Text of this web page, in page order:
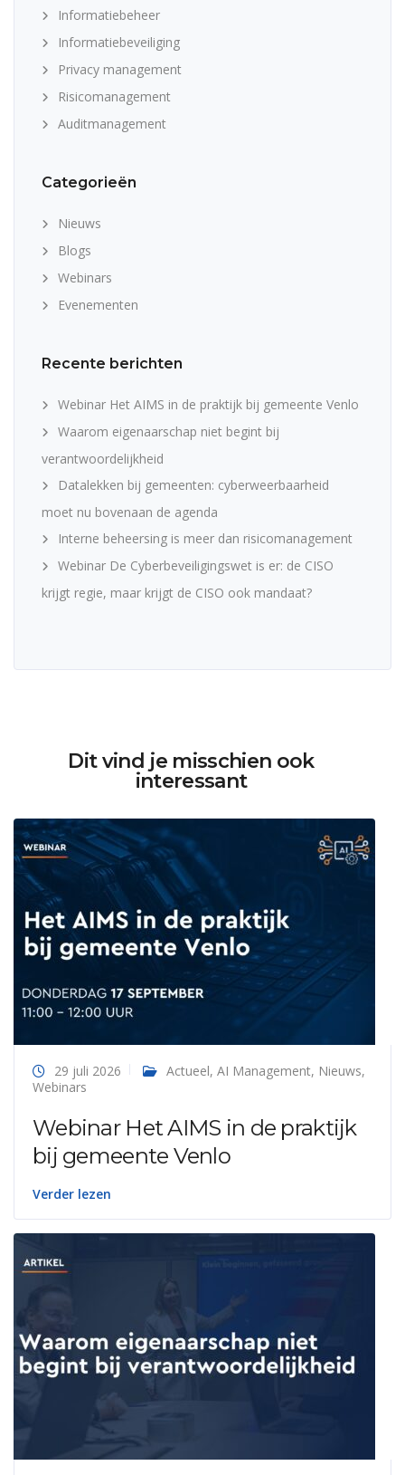
Informatiebeheer
Informatiebeveiliging
Privacy management
Risicomanagement
Auditmanagement
Categorieën
Nieuws
Blogs
Webinars
Evenementen
Recente berichten
Webinar Het AIMS in de praktijk bij gemeente Venlo
Waarom eigenaarschap niet begint bij
verantwoordelijkheid
Datalekken bij gemeenten: cyberweerbaarheid
moet nu bovenaan de agenda
Interne beheersing is meer dan risicomanagement
Webinar De Cyberbeveiligingswet is er: de CISO
krijgt regie, maar krijgt de CISO ook mandaat?
Dit vind je misschien ook
interessant
29 juli 2026 Actueel, AI Management, Nieuws,
Webinars
Webinar Het AIMS in de praktijk
bij gemeente Venlo
Verder lezen